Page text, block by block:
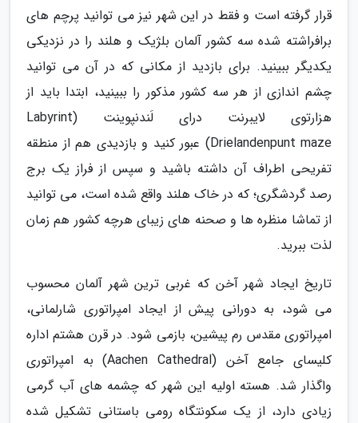
قرار گرفته است و فقط در این شهر نیز می توانید پرچم های
برافراشته شده سه کشور آلمان بلژیک و هلند را در نزدیکی
یکدیگر ببینید. برای بازدید از مکانی که در آن می توانید
چشم اندازی از هر سه کشور مذکور را ببینید، ابتدا باید از
هزارتوی لایبرنت درای لَندنپوینت (Labyrint
Drielandenpunt maze) عبور کنید و بازدیدی هم از منطقه
تفریحی اطراف آن داشته باشید و سپس از فراز یک برج
رصد گردشگری؛ که در خاک هلند واقع شده است، می توانید
از تماشا منظره ها و صحنه های زیبای هرچه کشور هم زمان
لذت ببرید.
تاریخ ایجاد شهر آخن که غربی ترین شهر آلمان محسوب
می شود، به دورانی پیش از ایجاد امپراتوری شارلمانی،
امپراتوری مقدس رم پیشین، بازمی شود. در قرن هشتم اداره
کلیسای جامع آخن (Aachen Cathedral) به امپراتوری
واگذار شد. هسته اولیه این شهر که چشمه های آب گرمی
زیادی دارد، از یک سکونتگاه رومی باستانی تشکیل شده